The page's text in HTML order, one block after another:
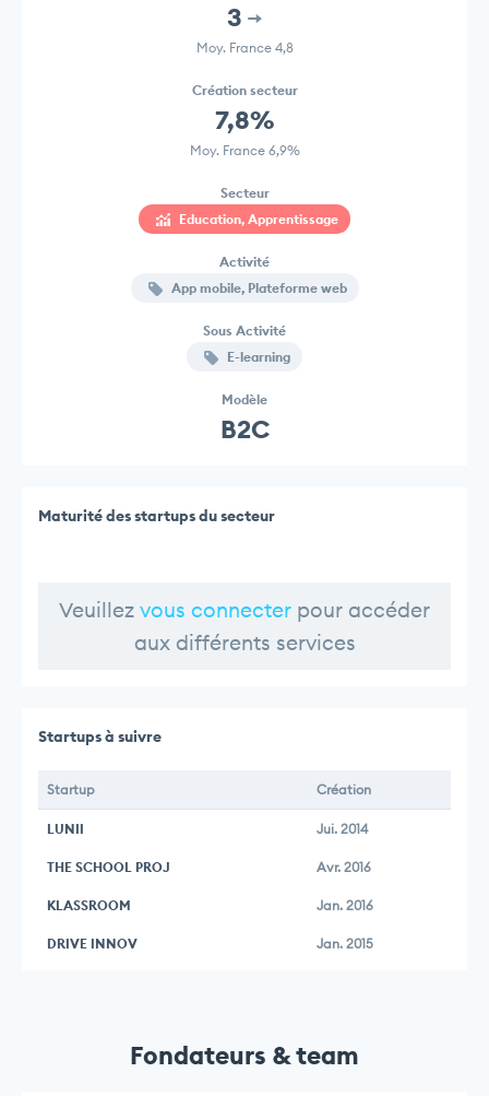
3
Moy. France 4,8
Création secteur
7,8%
Moy. France 6,9%
Secteur
Education, Apprentissage
Activité
App mobile, Plateforme web
Sous Activité
E-learning
Modèle
B2C
Maturité des startups du secteur
Veuillez vous connecter pour accéder
aux différents services
Startups à suivre
Startup Création
LUNII Jui. 2014
THE SCHOOL PROJ Avr. 2016
KLASSROOM Jan. 2016
DRIVE INNOV Jan. 2015
Fondateurs & team